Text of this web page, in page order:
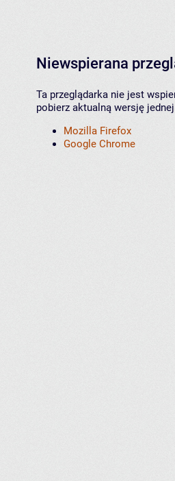
Niewspierana
Ta przeglądarka nie jest
pobierz aktualną wersję
Mozilla Firefox
Google Chrome